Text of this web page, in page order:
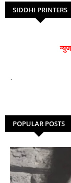
SIDDHI PRINTERS
.
POPULAR POSTS